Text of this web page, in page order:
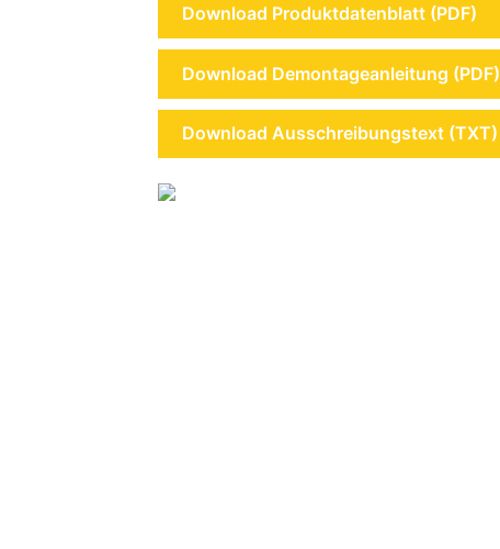
Download Produktdatenblatt (PDF)
Download Demontageanleitung (PDF)
Download Ausschreibungstext (TXT)